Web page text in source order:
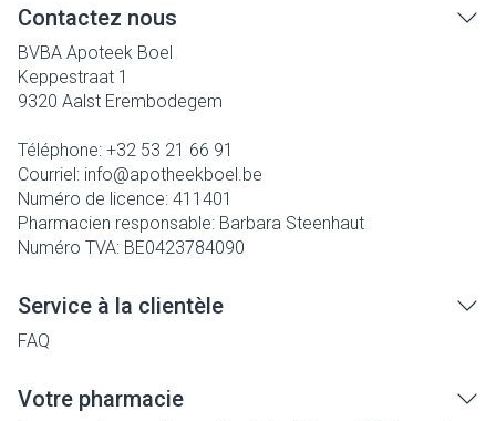
Contactez nous
BVBA Apoteek Boel
Keppestraat 1
9320 Aalst Erembodegem
Téléphone: +32 53 21 66 91
Courriel: info@apotheekboel.be
Numéro de licence: 411401
Pharmacien responsable: Barbara Steenhaut
Numéro TVA: BE0423784090
Service à la clientèle
FAQ
Votre pharmacie